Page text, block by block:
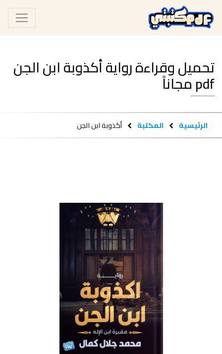
تحميل وقراءة رواية أكذوبة ابن الجن
pdf مجاناً
الرئيسية المكتبة أكذوبة ابن الجن